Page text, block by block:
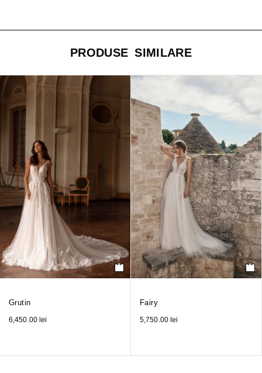
PRODUSE SIMILARE
Grutin
6,450.00 lei
Fairy
5,750.00 lei